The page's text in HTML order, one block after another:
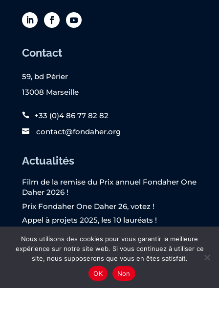
Contact
59, bd Périer
13008 Marseille
+33 (0)4 86 77 82 82
contact@fondaher.org
Actualités
Film de la remise du Prix annuel Fondaher One
Daher 2026 !
Prix Fondaher One Daher 26, votez !
Appel à projets 2025, les 10 lauréats !
publié !
L’Appel à projets Fondaher 2025 est lancé !
Nous utilisons des cookies pour vous garantir la meilleure
expérience sur notre site web. Si vous continuez à utiliser ce
site, nous supposerons que vous en êtes satisfait.
OK
Non